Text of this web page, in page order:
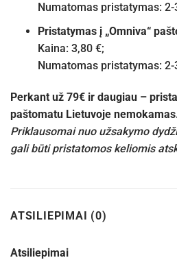
Numatomas pristatymas:
Pristatymas į „Omniva“
Kaina: 3,80 €;
Numatomas pristatymas:
Perkant už 79€ ir daugiau –
paštomatu Lietuvoje
Priklausomai nuo užsakymo
gali būti pristatomos keliomis
ATSILIEPIMAI (0)
Atsiliepimai